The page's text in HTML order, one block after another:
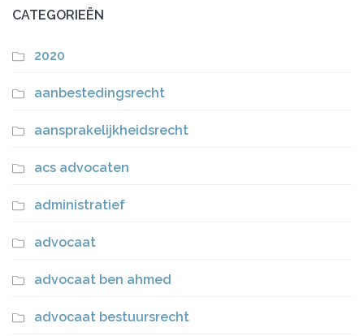
CATEGORIEËN
2020
aanbestedingsrecht
aansprakelijkheidsrecht
acs advocaten
administratief
advocaat
advocaat ben ahmed
advocaat bestuursrecht